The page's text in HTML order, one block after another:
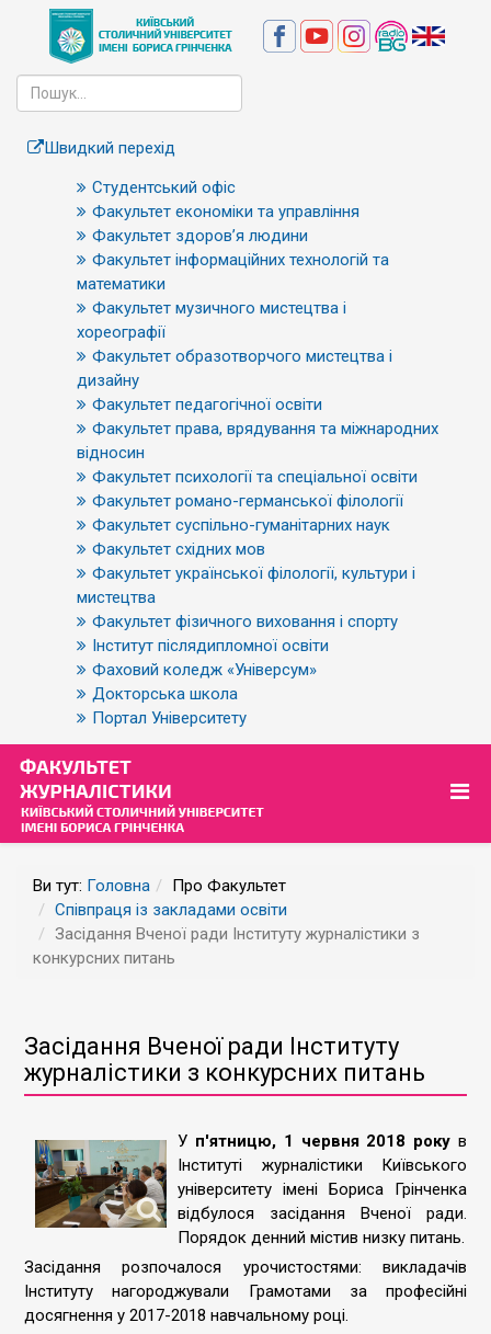
Швидкий перехід
Студентський офіс
Факультет економіки та управління
Факультет здоров’я людини
Факультет інформаційних технологій та
математики
Факультет музичного мистецтва і
хореографії
Факультет образотворчого мистецтва і
дизайну
Факультет педагогічної освіти
Факультет права, врядування та міжнародних
відносин
Факультет психології та спеціальної освіти
Факультет романо-германської філології
Факультет суспільно-гуманітарних наук
Факультет східних мов
Факультет української філології, культури і
мистецтва
Факультет фізичного виховання і спорту
Інститут післядипломної освіти
Фаховий коледж «Універсум»
Докторська школа
Портал Університету
Ви тут: Головна
Про Факультет
Співпраця із закладами освіти
Засідання Вченої ради Інституту журналістики з
конкурсних питань
Засідання Вченої ради Інституту
журналістики з конкурсних питань
У п'ятницю, 1 червня 2018 року в
Інституті журналістики Київського
університету імені Бориса Грінченка
відбулося засідання Вченої ради.
Порядок денний містив низку питань.
Засідання розпочалося урочистостями: викладачів
Інституту нагороджували Грамотами за професійні
досягнення у 2017-2018 навчальному році.